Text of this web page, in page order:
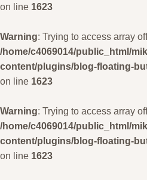
on line 1623
Warning: Trying to access array
/home/c4069014/public_html/
content/plugins/blog-floating-
on line 1623
Warning: Trying to access array
/home/c4069014/public_html/
content/plugins/blog-floating-
on line 1623